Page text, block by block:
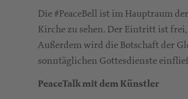
Die #PeaceBell ist im Hauptraum
Kirche zu sehen. Der Eintritt ist
Außerdem wird die Botschaft der
sonntäglichen Gottesdienste
PeaceTalk mit dem Künstler